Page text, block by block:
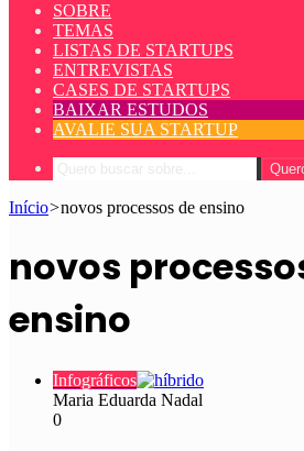
SOBRE
TEMAS
LISTAS DE STARTUPS
ENTREVISTAS
CASES DE STARTUPS
BAIXAR ESTUDOS
AVALIE SUA STARTUP
Início>novos processos de ensino
novos
ensino
Infográficos
Maria Eduarda Nadal
0